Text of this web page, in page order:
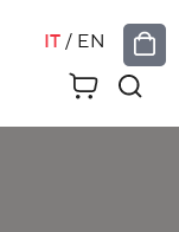
IT / EN